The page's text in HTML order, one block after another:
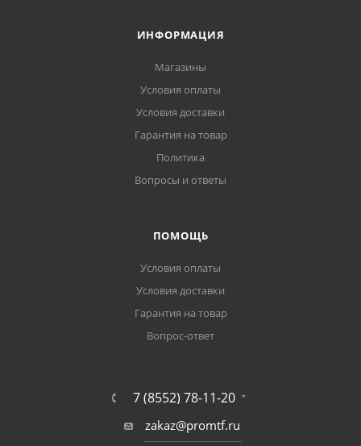
ИНФОРМАЦИЯ
Магазины
Условия оплаты
Условия доставки
Гарантия на товар
Политика
Вопросы и ответы
ПОМОЩЬ
Условия оплаты
Условия доставки
Гарантия на товар
Вопрос-ответ
7 (8552) 78-11-20
zakaz@promtf.ru